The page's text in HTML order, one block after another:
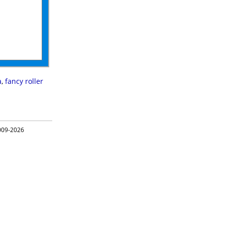
, fancy roller
2026